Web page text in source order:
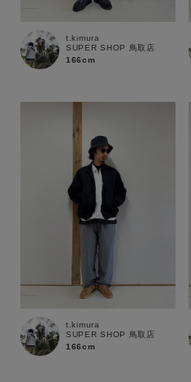
この条件
t.kimura
SUPER SHOP 鳥取店
166cm
t.kimura
SUPER SHOP 鳥取店
166cm